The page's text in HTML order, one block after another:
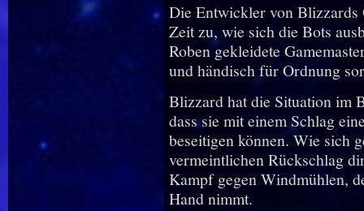
Die Entwickler von Blizzards
Zeit zu, wie sich die Bots
Roben gekleidete
und händisch für Ordnung
Blizzard hat die Situation im
dass sie mit einem Schlag
beseitigen können. Wie sich
vermeintlichen Rückschlag
Kampf gegen Windmühlen,
Hand nimmt.